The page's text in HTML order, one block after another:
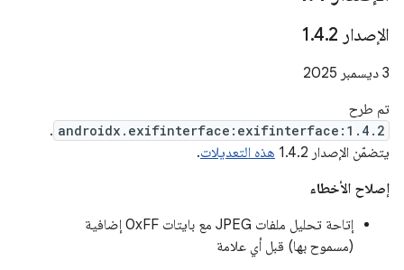
الإصدار 1 .4.2
‫3 ديسمبر 2025
تم طرح
androidx.exifinterface:exifinterface:1.4.2
.
يتضمّن الإصدار 1.4.2
هذه التعديلات.
إصلاح الأخطاء
إتاحة تحليل ملفات JPEG مع بايتات 0xFF إضافية
(مسموح بها) قبل أي علامة